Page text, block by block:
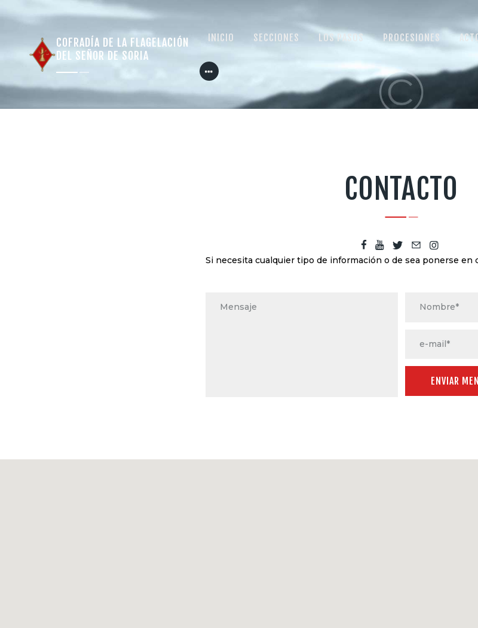
COFRADÍA DE LA FLAGELACIÓN
DEL SEÑOR DE SORIA
INICIO SECCIONES LOS PASOS PROCESIONES
SECCIONES
LOS PASOS
PROCESIONES
HÁBITO Y ESCUDO
REGLAMENTO
CONTACTO
Si necesita cualquier tipo de información o de sea ponerse en